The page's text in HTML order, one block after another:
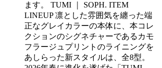
ます。 TUMI ｜ SOPH. ITEM
LINEUP 凛とした雰囲気を纏った端
正なグレイカラーの本体に、本コレ
クションのシグネチャーであるカモ
フラージュプリントのライニングを
あしらった新スタイルは、全8型。